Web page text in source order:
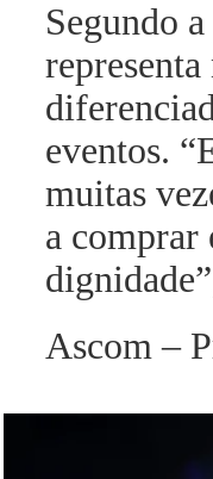
Segundo
eventos.
muitas
a comprar
Ascom –